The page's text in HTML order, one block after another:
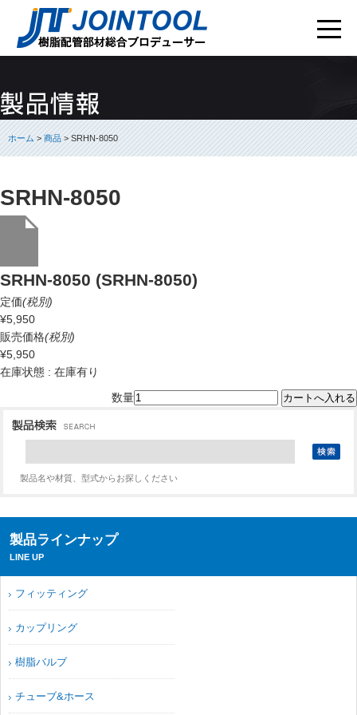
ホーム>商品> SRHN-8050
SRHN-8050
SRHN-8050 (SRHN-8050)
定価(税別)
¥5,950
販売価格(税別)
¥5,950
在庫状態 : 在庫有り
数量
製品名や材質、型式からお探しください
製品ラインナップ
LINE UP
フィッティング
カップリング
樹脂バルブ
チューブ&ホース